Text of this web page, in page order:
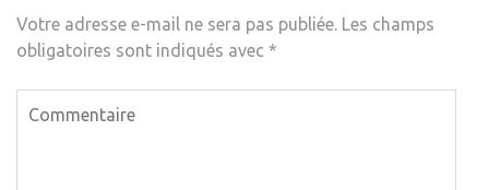
Votre adresse e-mail ne sera pas publiée. Les champs
obligatoires sont indiqués avec *